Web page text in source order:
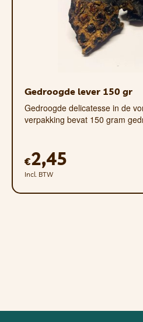
Gedroogde lever 150 gr
Gedroogde delicatesse in de
verpakking bevat 150 gram
€2,45
Incl. BTW